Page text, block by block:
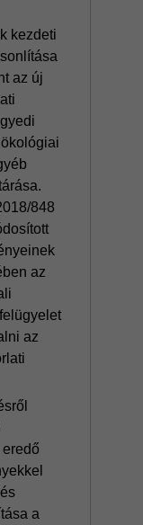
kezdeti
az új
848
az
az
a